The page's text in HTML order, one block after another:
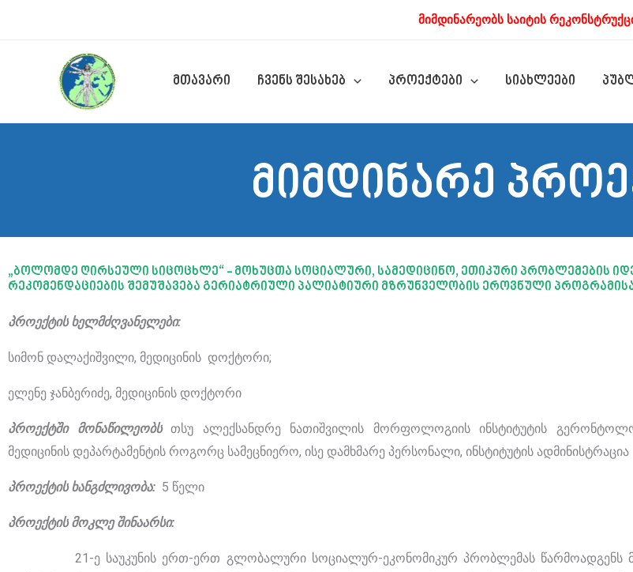
მიმდინარეობს საიტის
მთავარი ჩვენს შესახებ პროექტები სიახლეები
მიმდინარე
„ბოლომდე ღირსეული სიცოცხლე“ - მოხუცთა სოციალური, სამედიცინო, ეთიკური პრობლემების
რეკომენდაციების შემუშავება გერიატრიული პალიატიური მზრუნველობის ეროვნული
პროექტის ხელმძღვანელები:
სიმონ დალაქიშვილი, მედიცინის დოქტორი;
ელენე ჯანბერიძე, მედიცინის დოქტორი
პროექტში მონაწილეობსთსუ ალექსანდრე ნათიშვილის მორფოლოგიის ინსტიტუტის
მედიცინის დეპარტამენტის როგორც სამეცნიერო, ისე დამხმარე პერსონალი, ინსტიტუტის ადმინისტრაცია
პროექტის ხანგძლივობა: 5 წელი
პროექტის მოკლე შინაარსი:
21-ე საუკუნის ერთ-ერთ გლობალური სოციალურ-ეკონომიკურ პრობლემას წარმოადგენს